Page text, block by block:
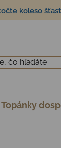
koleso
Topánky